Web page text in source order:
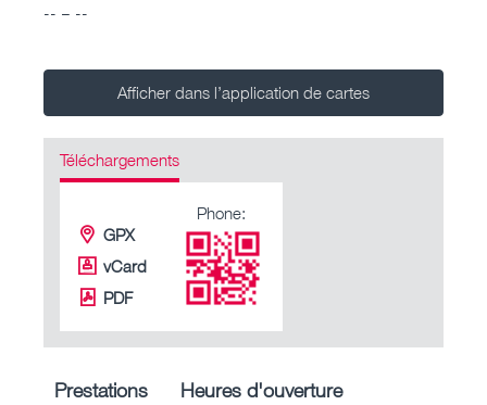
-- – --
Afficher dans l’application de cartes
Téléchargements
GPX
vCard
PDF
Phone:
Prestations Heures d'ouverture